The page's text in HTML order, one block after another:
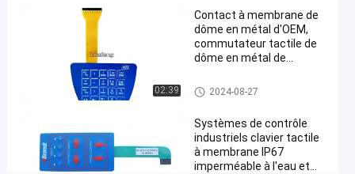
membrane
de boutons
de bouton
poussoir
02:39
Contact à membrane de
dôme en métal d'OEM,
commutateur tactile de
dôme en métal de
Contact à membrane de dôme
en métal
2024-08-27
Systèmes de contrôle
industriels clavier tactile
à membrane IP67
imperméable à l'eau et